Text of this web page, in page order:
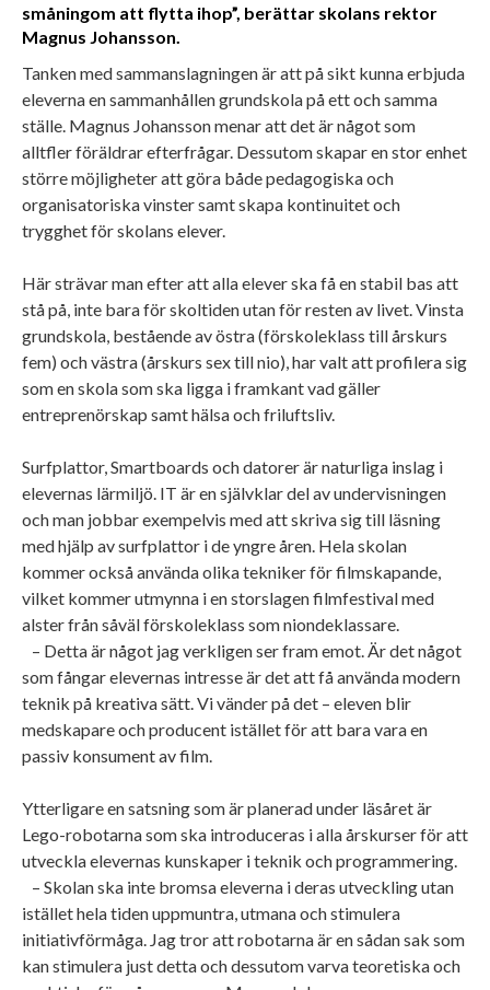
småningom att flytta ihop”, berättar skolans rektor
Magnus Johansson.
Tanken med sammanslagningen är att på sikt kunna erbjuda
eleverna en sammanhållen grundskola på ett och samma
ställe. Magnus Johansson menar att det är något som
alltfler föräldrar efterfrågar. Dessutom skapar en stor enhet
större möjligheter att göra både pedagogiska och
organisatoriska vinster samt skapa kontinuitet och
trygghet för skolans elever.
Här strävar man efter att alla elever ska få en stabil bas att
stå på, inte bara för skoltiden utan för resten av livet. Vinsta
grundskola, bestående av östra (förskoleklass till årskurs
fem) och västra (årskurs sex till nio), har valt att profilera sig
som en skola som ska ligga i framkant vad gäller
entreprenörskap samt hälsa och friluftsliv.
Surfplattor, Smartboards och datorer är naturliga inslag i
elevernas lärmiljö. IT är en självklar del av undervisningen
och man jobbar exempelvis med att skriva sig till läsning
med hjälp av surfplattor i de yngre åren. Hela skolan
kommer också använda olika tekniker för filmskapande,
vilket kommer utmynna i en storslagen filmfestival med
alster från såväl förskoleklass som niondeklassare.
– Detta är något jag verkligen ser fram emot. Är det något
som fångar elevernas intresse är det att få använda modern
teknik på kreativa sätt. Vi vänder på det – eleven blir
medskapare och producent istället för att bara vara en
passiv konsument av film.
Ytterligare en satsning som är planerad under läsåret är
Lego-robotarna som ska introduceras i alla årskurser för att
utveckla elevernas kunskaper i teknik och programmering.
– Skolan ska inte bromsa eleverna i deras utveckling utan
istället hela tiden uppmuntra, utmana och stimulera
initiativförmåga. Jag tror att robotarna är en sådan sak som
kan stimulera just detta och dessutom varva teoretiska och